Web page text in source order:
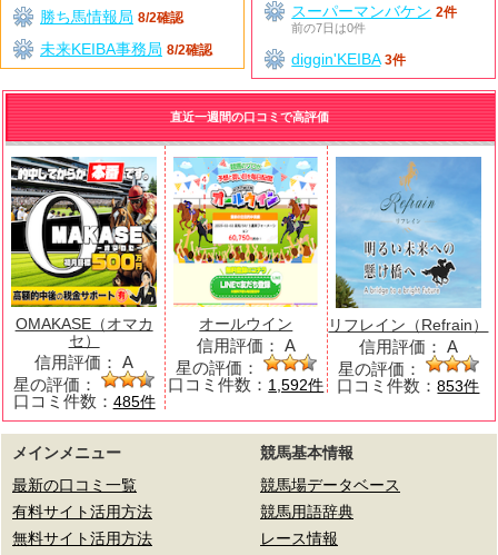
スーパーマンバケン 2件
前の7日は0件
diggin'KEIBA 3件
勝ち馬情報局 8/2確認
未来KEIBA事務局 8/2確認
直近一週間の口コミで高評価
OMAKASE（オマカ
セ）
信用評価： A
星の評価：
口コミ件数： 485件
オールウイン
信用評価： A
星の評価：
口コミ件数： 1,592件
リフレイン（Refrain）
信用評価： A
星の評価：
口コミ件数：853件
メインメニュー
最新の口コミ一覧
有料サイト活用方法
無料サイト活用方法
競馬基本情報
競馬場データベース
競馬用語辞典
レース情報